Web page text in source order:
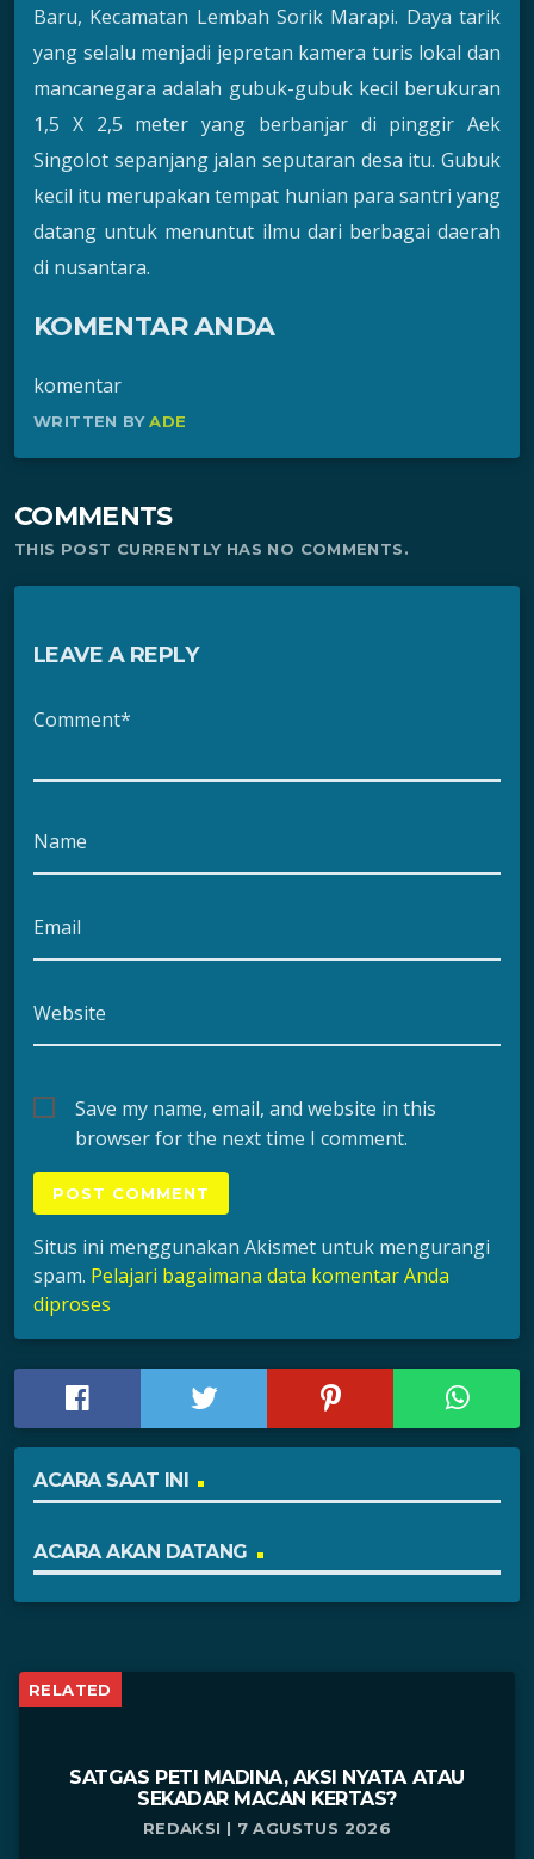
Baru, Kecamatan Lembah Sorik Marapi. Daya tarik
yang selalu menjadi jepretan kamera turis lokal dan
mancanegara adalah gubuk-gubuk kecil berukuran
1,5 X 2,5 meter yang berbanjar di pinggir Aek
Singolot sepanjang jalan seputaran desa itu. Gubuk
kecil itu merupakan tempat hunian para santri yang
datang untuk menuntut ilmu dari berbagai daerah
di nusantara.
KOMENTAR ANDA
komentar
WRITTEN BYADE
COMMENTS
THIS POST CURRENTLY HAS NO COMMENTS.
LEAVE A REPLY
Comment*
Name
Email
Website
Save my name, email, and website in this
browser for the next time I comment.
Situs ini menggunakan Akismet untuk mengurangi
spam. Pelajari bagaimana data komentar Anda
diproses
ACARA SAAT INI
ACARA AKAN DATANG
RELATED
SATGAS PETI MADINA, AKSI NYATA ATAU
SEKADAR MACAN KERTAS?
REDAKSI | 7 AGUSTUS 2026